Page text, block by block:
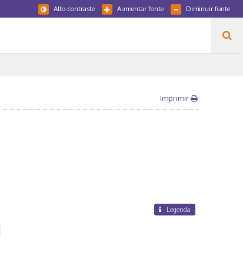
Diminuir fonte
Aumentar fonte
Alto-contraste
Imprimir
Legenda